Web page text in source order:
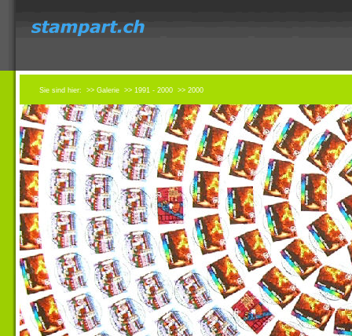
Sie sind hier: >> Galerie >> 1991 - 2000 >> 2000